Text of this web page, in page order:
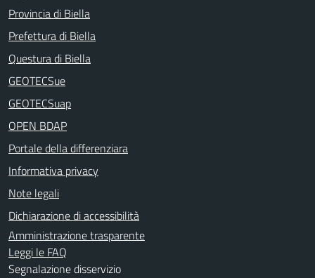
Provincia di Biella
Prefettura di Biella
Questura di Biella
GEOTECSue
GEOTECSuap
OPEN BDAP
Portale della differenziara
Informativa privacy
Note legali
Dichiarazione di accessibilità
Amministrazione trasparente
Leggi le FAQ
Segnalazione disservizio